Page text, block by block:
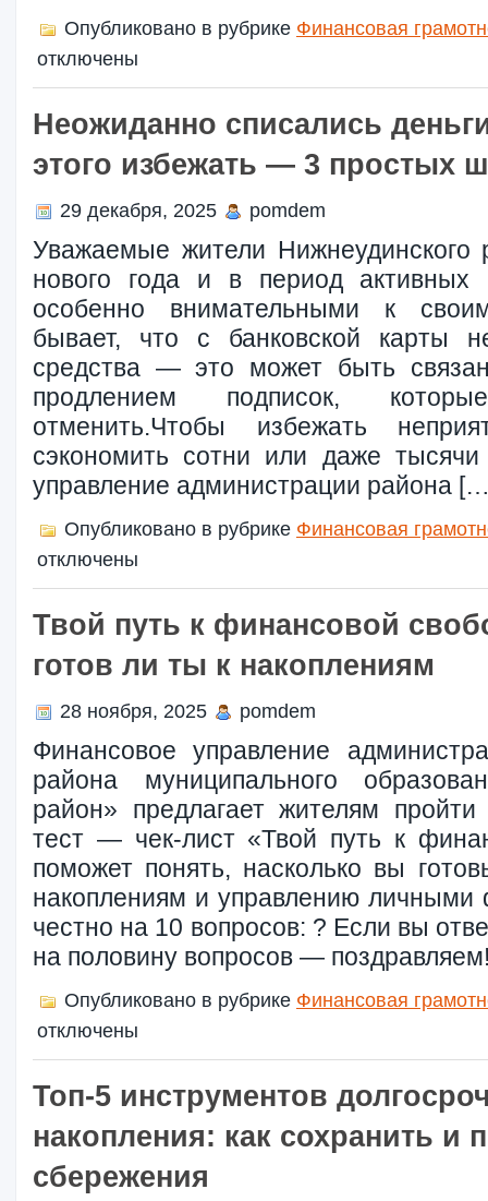
Опубликовано в рубрике Финансовая
отключены
Неожиданно списались
этого избежать — 3 простых
29 декабря, 2025 pomdem
Уважаемые жители Нижнеудинского
нового года и в период активных
особенно внимательными к
бывает, что с банковской карты
средства — это может быть
продлением подписок,
отменить.Чтобы избежать
сэкономить сотни или даже
управление администрации района
Опубликовано в рубрике Финансовая
отключены
Твой путь к финансовой
готов ли ты к накоплениям
28 ноября, 2025 pomdem
Финансовое управление
района муниципального
район» предлагает жителям
тест — чек-лист «Твой путь к
поможет понять, насколько вы
накоплениям и управлению личными
честно на 10 вопросов: ? Если вы
на половину вопросов —
Опубликовано в рубрике Финансовая
отключены
Топ-5 инструментов
накопления: как сохранить и
сбережения